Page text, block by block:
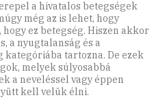
a hivatalos betegségek
még az is lehet, hogy
ez betegség. Hiszen akkor
a nyugtalanság és a
kategóriába tartozna. De ezek
melyek súlyosabbá
a neveléssel vagy éppen
kell velük élni.